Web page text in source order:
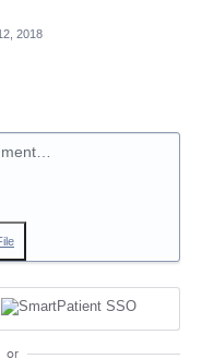
2018
or